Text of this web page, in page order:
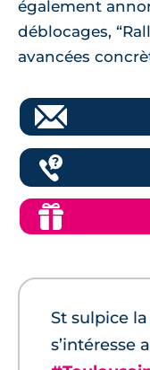
également
déblocages,
avancées
St sulpice
s’intéresse